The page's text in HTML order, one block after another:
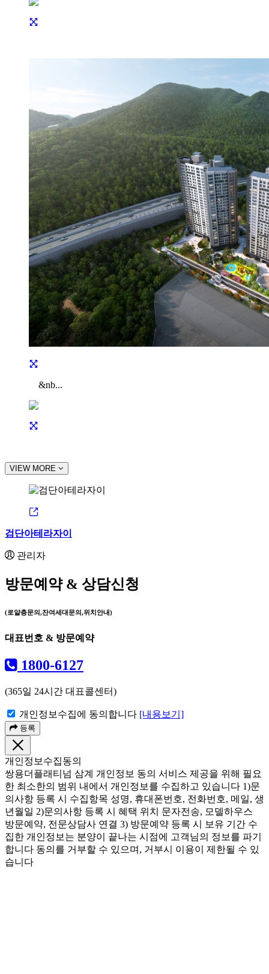
&nb...
VIEW MORE
검단아테라자이
관리자
방문예약 & 상담신청
(로얄층문의,잔여세대문의,위치안내)
대표번호 & 방문예약
1800-6127
(365일 24시간 대표콜센터)
개인정보수집에 동의합니다 [내용보기]
등록
개인정보수집동의
쌍용더플래티넘 삼계 개인정보 동의 서비스 제공을 위해 필요
한 최소한의 범위 내에서 개인정보를 수집하고 있습니다 1)문
의사항 등록 시 수집항목 성명, 휴대폰번호, 전화번호, 메일, 생
년월일 2)문의사항 등록 시 혜택 위치 문자전송, 모델하우스
방문예약, 전문상담사 연결 3) 방문예약 등록 시 보유 기간 수
집한 개인정보는 분양이 끝나는 시점에 고객님의 정보를 파기
합니다 동의를 거부할 수 있으며, 거부시 이용이 제한될 수 있
습니다